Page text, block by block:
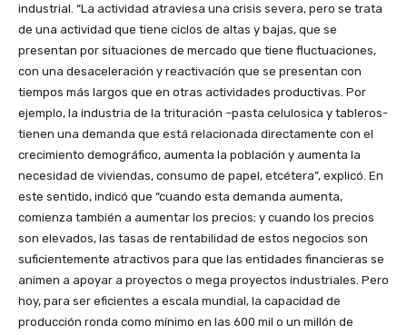
industrial. “La actividad atraviesa una crisis severa, pero se trata
de una actividad que tiene ciclos de altas y bajas, que se
presentan por situaciones de mercado que tiene fluctuaciones,
con una desaceleración y reactivación que se presentan con
tiempos más largos que en otras actividades productivas. Por
ejemplo, la industria de la trituración –pasta celulosica y tableros-
tienen una demanda que está relacionada directamente con el
crecimiento demográfico, aumenta la población y aumenta la
necesidad de viviendas, consumo de papel, etcétera”, explicó. En
este sentido, indicó que “cuando esta demanda aumenta,
comienza también a aumentar los precios; y cuando los precios
son elevados, las tasas de rentabilidad de estos negocios son
suficientemente atractivos para que las entidades financieras se
animen a apoyar a proyectos o mega proyectos industriales. Pero
hoy, para ser eficientes a escala mundial, la capacidad de
producción ronda como mínimo en las 600 mil o un millón de